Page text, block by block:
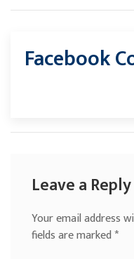
Facebook
Leave a Reply
Your email address
fields are marked*